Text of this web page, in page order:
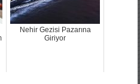
Nehir Gezisi Pazarına
Giriyor